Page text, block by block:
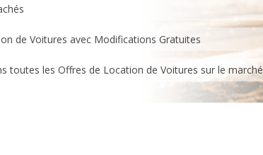
de Voitures avec Modifications Gratuites
toutes les Offres de Location de Voitures sur le marché